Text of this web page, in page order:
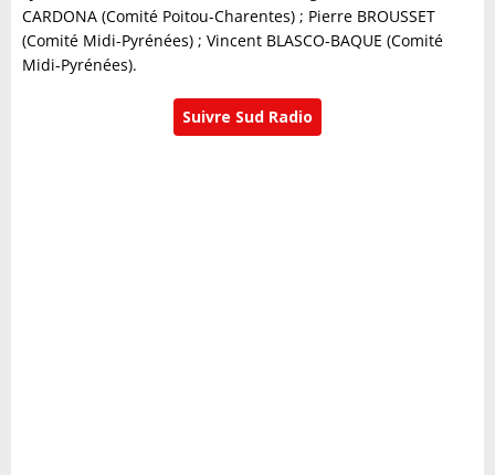
CARDONA (Comité Poitou-Charentes) ; Pierre BROUSSET
(Comité Midi-Pyrénées) ; Vincent BLASCO-BAQUE (Comité
Midi-Pyrénées).
Suivre Sud Radio